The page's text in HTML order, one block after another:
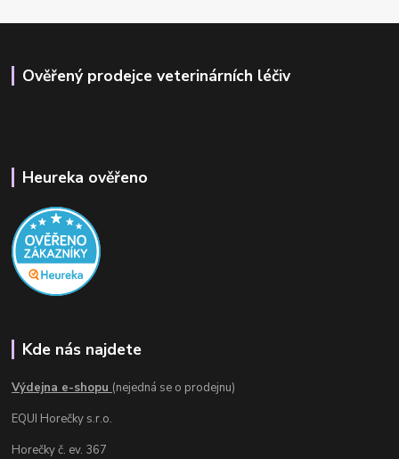
Ověřený prodejce veterinárních léčiv
Heureka ověřeno
Kde nás najdete
Výdejna e-shopu (nejedná se o prodejnu)
EQUI Horečky s.r.o.
Horečky č. ev. 367